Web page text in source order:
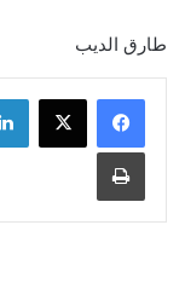
طارق الديب